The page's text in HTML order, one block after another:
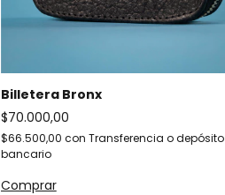
Billetera Bronx
$70.000,00
$66.500,00 con Transferencia o depósito
bancario
Comprar